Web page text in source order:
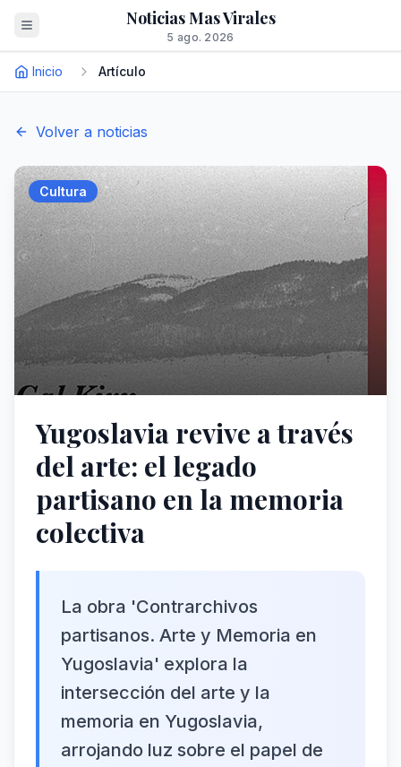
Noticias Mas Virales
5 ago. 2026
Inicio Artículo
Volver a noticias
Cultura
Yugoslavia revive a través
del arte: el legado
partisano en la memoria
colectiva
La obra 'Contrarchivos
partisanos. Arte y Memoria en
Yugoslavia' explora la
intersección del arte y la
memoria en Yugoslavia,
arrojando luz sobre el papel de